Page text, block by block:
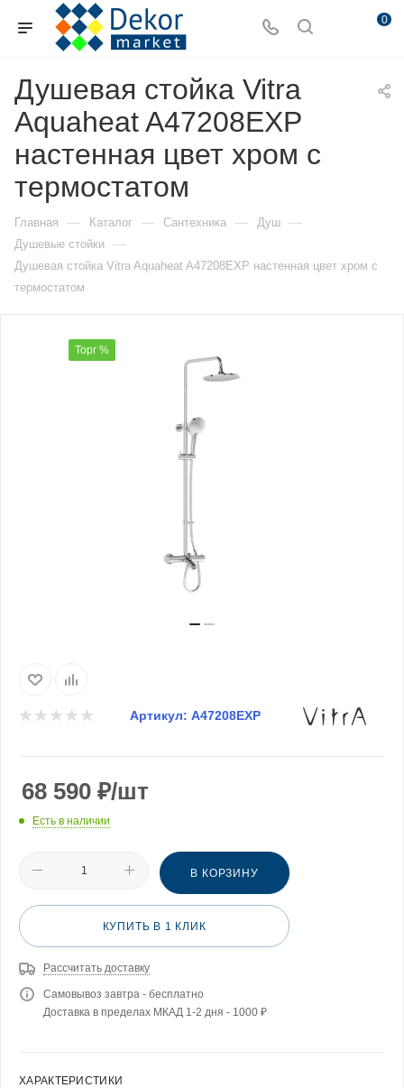
0
Душевая стойка Vitra
Aquaheat A47208EXP
настенная цвет хром с
термостатом
Главная — Каталог — Сантехника — Душ —
Душевые стойки —
Душевая стойка Vitra Aquaheat A47208EXP настенная цвет хром с
термостатом
Торг %
Артикул: A47208EXP
68 590 ₽/шт
Есть в наличии
В КОРЗИНУ
КУПИТЬ В 1 КЛИК
Рассчитать доставку
Самовывоз завтра - бесплатно
Доставка в пределах МКАД 1-2 дня - 1000 ₽
ХАРАКТЕРИСТИКИ